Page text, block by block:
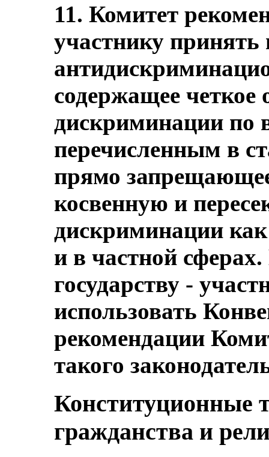
11. Комитет
участнику
содержащее четкое
дискриминации по
перечисленным в
прямо
косвенную и
дискриминации как
и в частной
государству -
использовать
рекомендации
такого
Конституционные
гражданства и